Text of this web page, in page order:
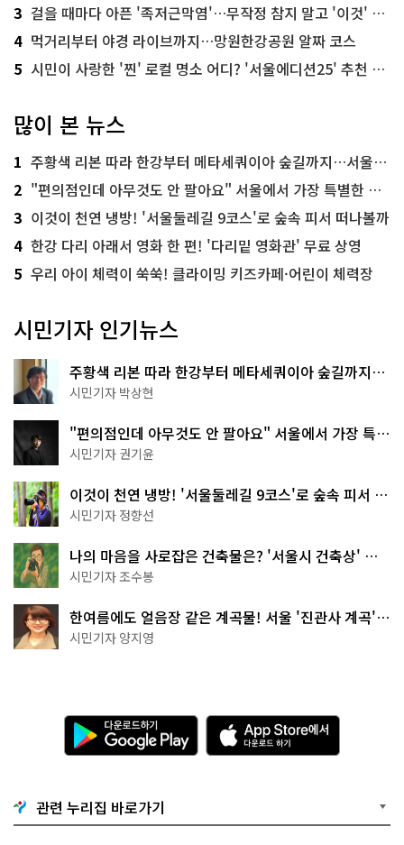
3 걸을 때마다 아픈 '족저근막염'…무작정 참지 말고 '이것' 해보세요!
4 먹거리부터 야경 라이브까지…망원한강공원 알짜 코스
5 시민이 사랑한 '찐' 로컬 명소 어디? '서울에디션25' 추천 코스
많이 본 뉴스
1 주황색 리본 따라 한강부터 메타세쿼이아 숲길까지…서울둘레길 15코스
2 "편의점인데 아무것도 안 팔아요" 서울에서 가장 특별한 편의점의 정체
3 이것이 천연 냉방! '서울둘레길 9코스'로 숲속 피서 떠나볼까
4 한강 다리 아래서 영화 한 편! '다리밑 영화관' 무료 상영
5 우리 아이 체력이 쑥쑥! 클라이밍 키즈카페·어린이 체력장
시민기자 인기뉴스
주황색 리본 따라 한강부터 메타세쿼이아 숲길까지…
서울둘레길 15코스
시민기자 박상현
"편의점인데 아무것도 안 팔아요" 서울에서 가장 특별
한 편의점의 정체
시민기자 권기윤
이것이 천연 냉방! '서울둘레길 9코스'로 숲속 피서 떠
나볼까
시민기자 정향선
나의 마음을 사로잡은 건축물은? '서울시 건축상' 수
상작 공개!
시민기자 조수봉
한여름에도 얼음장 같은 계곡물! 서울 '진관사 계곡'이
천국이네~
시민기자 양지영
다
운
로
기
G
o
A
p
p
e
관련 누리집 바로가기